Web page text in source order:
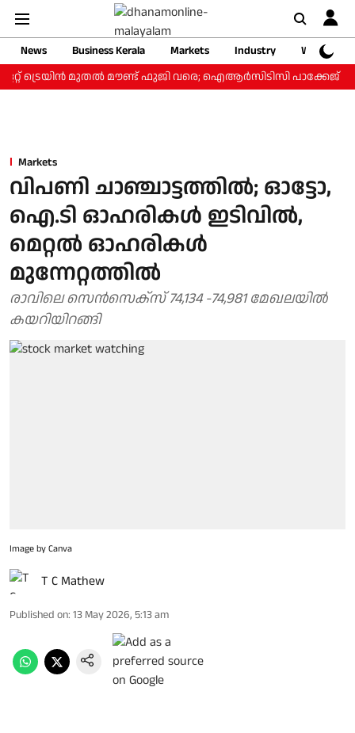
News Business Kerala Markets Industry
Web
ട്രെയിന്‍ മുതല്‍ മൗണ്ട് ഫുജി വരെ; ഐആര്‍സിടിസി പാക്കേജ്
Markets
വിപണി ചാഞ്ചാട്ടത്തിൽ; ഓട്ടോ,
ഐ.ടി ഓഹരികൾ ഇടിവില്‍,
മെറ്റൽ ഓഹരികൾ
മുന്നേറ്റത്തില്‍
രാവിലെ സെൻസെക്സ് 74,134 -74,981 മേഖലയിൽ
കയറിയിറങ്ങി
Image by Canva
T C Mathew
Published on: 13 May 2026, 5:13 am